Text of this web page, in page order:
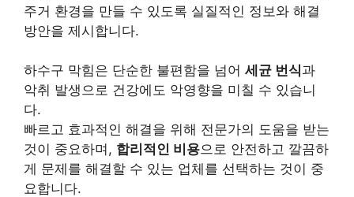
주거 환경을 만들 수 있도록 실질적인 정보와 해결
방안을 제시합니다.
하수구 막힘은 단순한 불편함을 넘어 세균 번식과
악취 발생으로 건강에도 악영향을 미칠 수 있습니
다.
빠르고 효과적인 해결을 위해 전문가의 도움을 받는
것이 중요하며, 합리적인 비용으로 안전하고 깔끔하
게 문제를 해결할 수 있는 업체를 선택하는 것이 중
요합니다.